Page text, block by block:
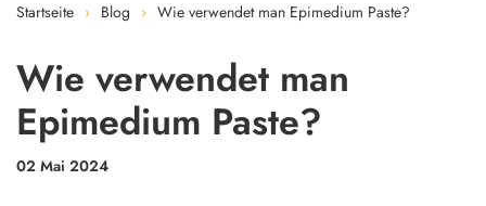
Startseite Blog Wie verwendet man Epimedium Paste?
Wie verwendet man
Epimedium Paste?
02 Mai 2024